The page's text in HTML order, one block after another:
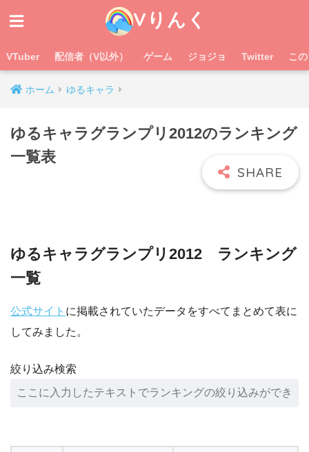
Vりんく
VTuber 配信者（V以外） ゲーム ジョジョ Twitter こ
ホーム ゆるキャラ
ゆるキャラグランプリ2012のランキング
一覧表
ゆるキャラグランプリ2012 ランキング
一覧
公式サイト に掲載されていたデータをすべてまとめて表に
してみました。
絞り込み検索